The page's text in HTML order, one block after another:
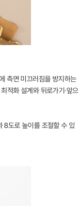
측면 미끄러짐을 방지하는
적화 설계와 뒤로가기·앞으
8도로 높이를 조절할 수 있